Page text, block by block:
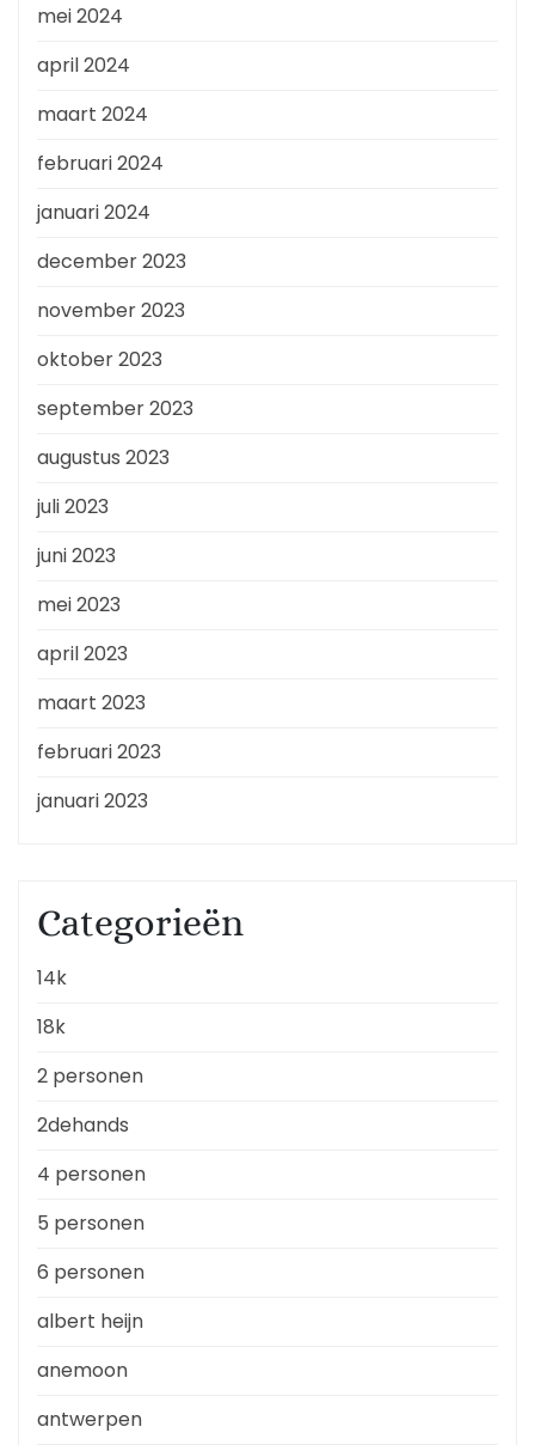
mei 2024
april 2024
maart 2024
februari 2024
januari 2024
december 2023
november 2023
oktober 2023
september 2023
augustus 2023
juli 2023
juni 2023
mei 2023
april 2023
maart 2023
februari 2023
januari 2023
Categorieën
14k
18k
2 personen
2dehands
4 personen
5 personen
6 personen
albert heijn
anemoon
antwerpen